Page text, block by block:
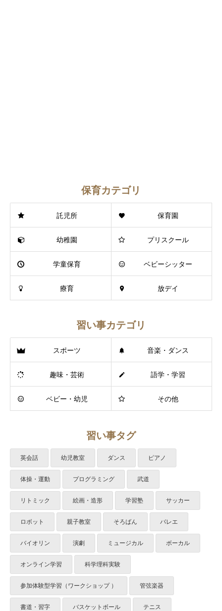
保育カテゴリ
託児所 保育園
幼稚園 プリスクール
学童保育 ベビーシッター
療育 放デイ
習い事カテゴリ
スポーツ 音楽・ダンス
趣味・芸術 語学・学習
ベビー・幼児 その他
習い事タグ
英会話 幼児教室 ダンス ピアノ
体操・運動 プログラミング 武道
リトミック 絵画・造形 学習塾 サッカー
ロボット 親子教室 そろばん バレエ
バイオリン 演劇 ミュージカル ボーカル
オンライン学習 科学理科実験
参加体験型学習（ワークショップ ） 管弦楽器
書道・習字 バスケットボール テニス